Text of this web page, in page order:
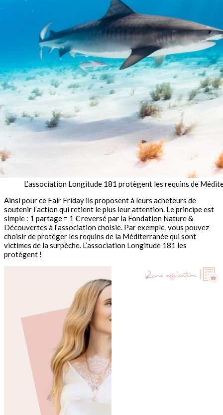
L’association Longitude 181 protègent les requins de
Ainsi pour ce Fair Friday ils proposent à leurs acheteurs de
soutenir l’action qui retient le plus leur attention. Le principe est
simple : 1 partage = 1 € reversé par la Fondation Nature &
Découvertes à l’association choisie. Par exemple, vous pouvez
choisir de protéger les requins de la Méditerranée qui sont
victimes de la surpèche. L’association Longitude 181 les
protègent !
Liens affiliation